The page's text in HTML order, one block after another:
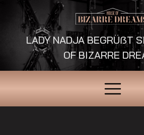
LADY NADJA BEGRÜẞT
OF BIZARRE